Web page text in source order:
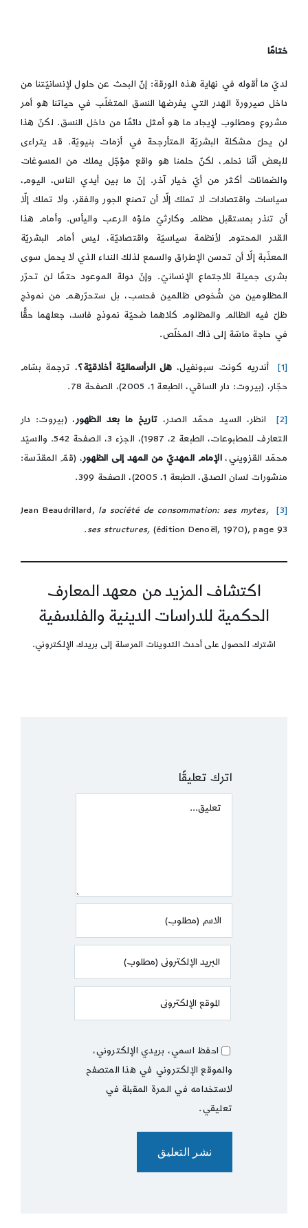
ختامًا
لديّ ما أقوله في نهاية هذه الورقة: إنّ البحث عن حلول لإنسانيّتنا من
داخل صيرورة الهدر التي يفرضها النسق المتغلّب في حياتنا هو أمر
مشروع ومطلوب لإيجاد ما هو أمثل دائمًا من داخل النسق. لكنّ هذا
لن يحلّ مشكلة البشريّة المتأرجحة في أزمات بنيويّة. قد يتراءى
للبعض أنّنا نحلم، لكنّ حلمنا هو واقع مؤجّل يملك من المسوغات
والضمانات أكثر من أيّ خيار آخر. إنّ ما بين أيدي الناس، اليوم،
سياسات واقتصادات لا تملك إلّا أن تصنع الجور والفقر، ولا تملك إلّا
أن تنذر بمستقبل مظلم وكارثيّ ملؤه الرعب واليأس. وأمام هذا
القدر المحتوم لأنظمة سياسيّة واقتصاديّة، ليس أمام البشريّة
المعذّبة إلّا أن تحسن الإطراق والسمع لذلك النداء الذي لا يحمل سوى
بشرى جميلة للاجتماع الإنسانيّ. وإنّ دولة الموعود حتمًا لن تحرّر
المظلومين من شُخوص ظالمين فحسب، بل ستحرّرهم من نموذج
ظلّ فيه الظالم والمظلوم كلاهما ضحيّة نموذج فاسد، جعلهما حقًّا
في حاجة ماسّة إلى ذاك المخلّص.
[1] أندريه كونت سبونفيل، هل الرأسماليّة أخلاقيّة؟، ترجمة بسّام
حجّار، (بيروت: دار الساقي، الطبعة 1، 2005)، الصفحة 78.
[2] انظر، السيد محمّد الصدر، تاريخ ما بعد الظهور، (بيروت: دار
التعارف للمطبوعات، الطبعة 2، 1987)، الجزء 3، الصفحة 542. والسيّد
محمّد القزويني،الإمام المهديّ من المهد إلى الظهور، (قمّ المقدّسة:
منشورات لسان الصدق، الطبعة 1، 2005)، الصفحة 399.
[3]
Jean Beaudrillard,
la société de consommation: ses mytes,
ses structures, (édition Denoël, 1970), page 93.
اكتشاف المزيد من معهد المعارف
الحكمية للدراسات الدينية والفلسفية
اشترك للحصول على أحدث التدوينات المرسلة إلى بريدك الإلكتروني.
اترك تعليقًا
Comment
احفظ اسمي، بريدي الإلكتروني،
والموقع الإلكتروني في هذا المتصفح
لاستخدامه في المرة المقبلة في
تعليقي.